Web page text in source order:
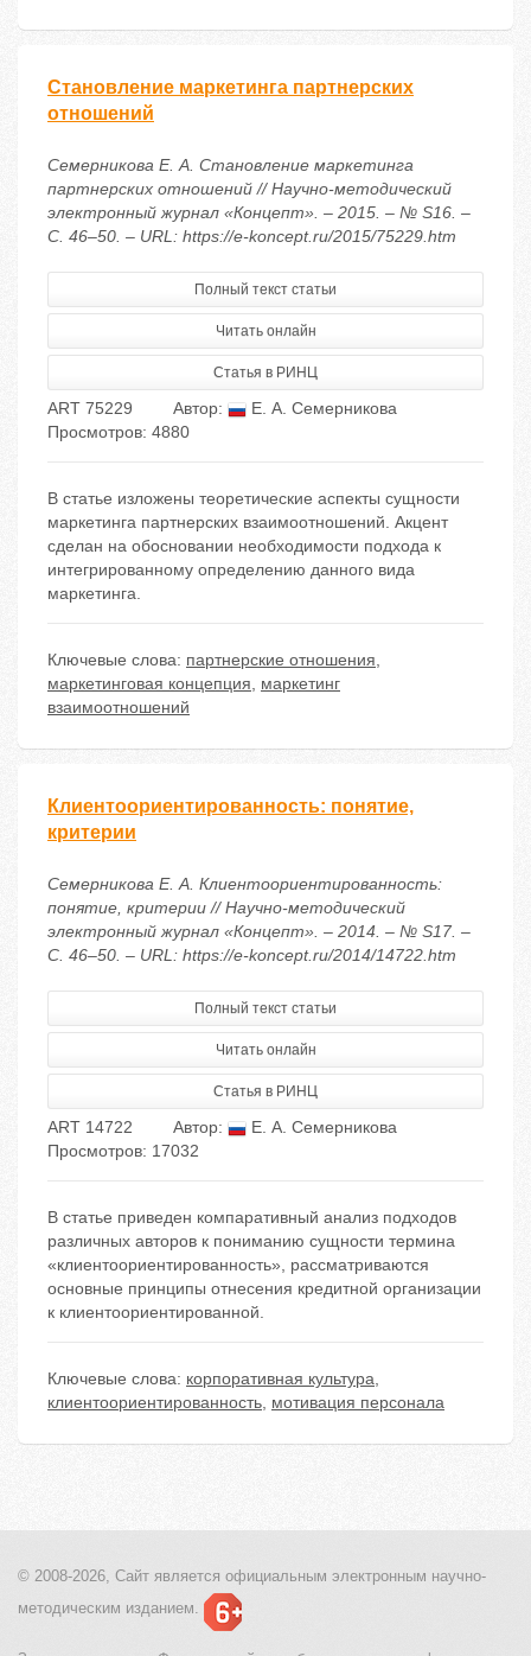
Становление маркетинга партнерских
отношений
Семерникова Е. А. Становление маркетинга
партнерских отношений // Научно-методический
электронный журнал «Концепт». – 2015. – № S16. –
С. 46–50. – URL: https://e-koncept.ru/2015/75229.htm
Полный текст статьи
Читать онлайн
Статья в РИНЦ
ART 75229 Автор:
Е. А. Семерникова
Просмотров: 4880
В статье изложены теоретические аспекты сущности
маркетинга партнерских взаимоотношений. Акцент
сделан на обосновании необходимости подхода к
интегрированному определению данного вида
маркетинга.
Ключевые слова: партнерские отношения,
маркетинговая концепция, маркетинг
взаимоотношений
Клиентоориентированность: понятие,
критерии
Семерникова Е. А. Клиентоориентированность:
понятие, критерии // Научно-методический
электронный журнал «Концепт». – 2014. – № S17. –
С. 46–50. – URL: https://e-koncept.ru/2014/14722.htm
Полный текст статьи
Читать онлайн
Статья в РИНЦ
ART 14722 Автор:
Е. А. Семерникова
Просмотров: 17032
В статье приведен компаративный анализ подходов
различных авторов к пониманию сущности термина
«клиентоориентированность», рассматриваются
основные принципы отнесения кредитной организации
к клиентоориентированной.
Ключевые слова: корпоративная культура,
клиентоориентированность, мотивация персонала
© 2008-2026, Сайт является официальным электронным научно-
методическим изданием.